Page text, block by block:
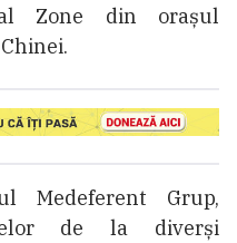
Zone din orașul
Medeferent Grup,
de la diverși